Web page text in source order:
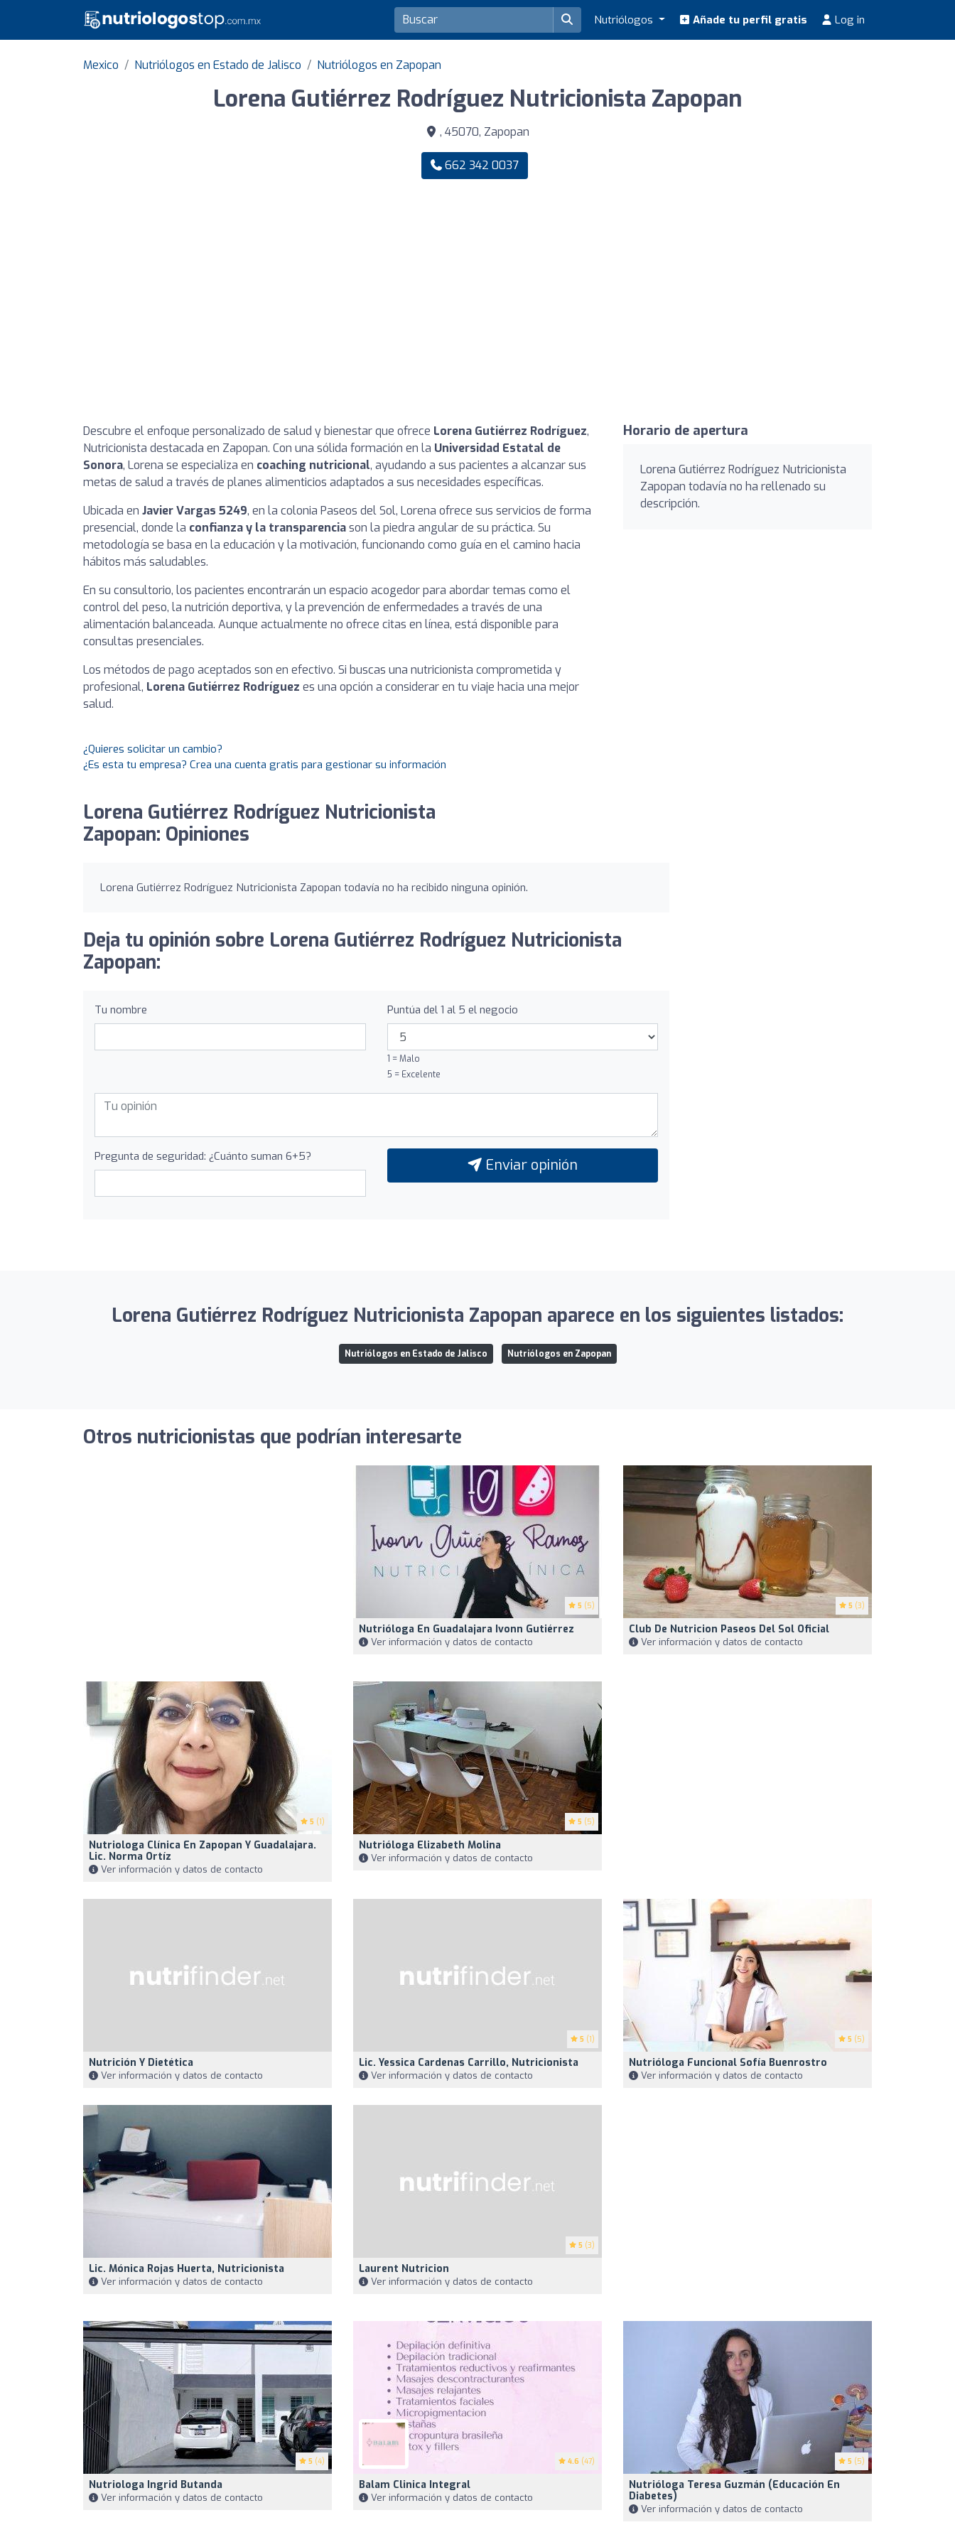
Nutriólogos Añade tu perfil gratis Log in
Mexico Nutriólogos en Estado de Jalisco Nutriólogos en Zapopan
Lorena Gutiérrez Rodríguez Nutricionista Zapopan
, 45070, Zapopan
662 342 0037
Descubre el enfoque personalizado de salud y bienestar que ofrece Lorena Gutiérrez Rodríguez,
Nutricionista destacada en Zapopan. Con una sólida formación en la Universidad Estatal de
Sonora, Lorena se especializa en coaching nutricional, ayudando a sus pacientes a alcanzar sus
metas de salud a través de planes alimenticios adaptados a sus necesidades específicas.
Ubicada en Javier Vargas 5249, en la colonia Paseos del Sol, Lorena ofrece sus servicios de forma
presencial, donde la confianza y la transparenciason la piedra angular de su práctica. Su
metodología se basa en la educación y la motivación, funcionando como guía en el camino hacia
hábitos más saludables.
En su consultorio, los pacientes encontrarán un espacio acogedor para abordar temas como el
control del peso, la nutrición deportiva, y la prevención de enfermedades a través de una
alimentación balanceada. Aunque actualmente no ofrece citas en línea, está disponible para
consultas presenciales.
Los métodos de pago aceptados son en efectivo. Si buscas una nutricionista comprometida y
profesional, Lorena Gutiérrez Rodríguez es una opción a considerar en tu viaje hacia una mejor
salud.
Horario de apertura
Lorena Gutiérrez Rodríguez Nutricionista
Zapopan todavía no ha rellenado su
descripción.
¿Quieres solicitar un cambio?
¿Es esta tu empresa? Crea una cuenta gratis para gestionar su información
Lorena Gutiérrez Rodríguez Nutricionista
Zapopan: Opiniones
Lorena Gutiérrez Rodríguez Nutricionista Zapopan todavía no ha recibido ninguna opinión.
Deja tu opinión sobre Lorena Gutiérrez Rodríguez Nutricionista
Zapopan:
Tu nombre Puntúa del 1 al 5 el negocio
1 = Malo
5 = Excelente
Pregunta de seguridad: ¿Cuánto suman 6+5? Enviar opinión
Lorena Gutiérrez Rodríguez Nutricionista Zapopan aparece en los siguientes listados:
Nutriólogos en Estado de Jalisco Nutriólogos en Zapopan
Otros nutricionistas que podrían interesarte
5 (5)
Nutrióloga En Guadalajara Ivonn Gutiérrez
Ver información y datos de contacto
5 (3)
Club De Nutricion Paseos Del Sol Oficial
Ver información y datos de contacto
5 (1)
Nutriologa Clínica En Zapopan Y Guadalajara.
Lic. Norma Ortíz
Ver información y datos de contacto
5 (5)
Nutrióloga Elizabeth Molina
Ver información y datos de contacto
Nutrición Y Dietética
Ver información y datos de contacto
5 (1)
Lic. Yessica Cardenas Carrillo, Nutricionista
Ver información y datos de contacto
5 (5)
Nutrióloga Funcional Sofía Buenrostro
Ver información y datos de contacto
Lic. Mónica Rojas Huerta, Nutricionista
Ver información y datos de contacto
5 (3)
Laurent Nutricion
Ver información y datos de contacto
5 (4)
Nutriologa Ingrid Butanda
Ver información y datos de contacto
4.6 (47)
Balam Clinica Integral
Ver información y datos de contacto
5 (5)
Nutrióloga Teresa Guzmán (Educación En
Diabetes)
Ver información y datos de contacto